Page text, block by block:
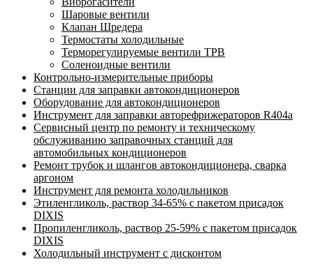
Шаровые вентили
Клапан Шредера
Термостаты холодильные
Терморегулируемые вентили ТРВ
Соленоидные вентили
Контрольно-измерительные приборы
Станции для заправки автокондиционеров
Оборудование для автокондиционеров
Инструмент для заправки авторефрижераторов R404a
Сервисный центр по ремонту и техническому
обслуживанию заправочных станций для
автомобильных кондиционеров
Ремонт трубок и шлангов автокондиционера, сварка
аргоном
Инструмент для ремонта холодильников
Этиленгликоль, раствор 34-65% с пакетом присадок
DIXIS
Пропиленгликоль, раствор 25-59% с пакетом присадок
DIXIS
Холодильный инструмент с дисконтом